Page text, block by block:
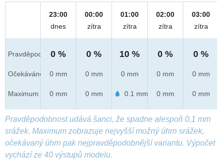
Pravděpod.
Očekáváno
Maximum
23:00
dnes
0 %
0 mm
0 mm
00:00
zítra
0 %
0 mm
0 mm
01:00
zítra
10 %
0 mm
0.1 mm
02:00
zítra
0 %
0 mm
0 mm
03:00
zítra
0 %
0 mm
0 mm
Pravděpodobnost udává šanci, že spadne alespoň 0,1 mm
srážek. Maximum zobrazuje nejvyšší možný úhrn srážek,
očekávaný úhrn pak nejpravděpodobnější variantu. Výpočet
vychází ze 40 výstupů modelu.